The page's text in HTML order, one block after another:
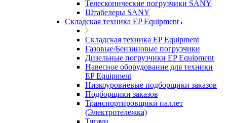
Телескопические погрузчики SANY
Штабелеры SANY
Складская техника EP Equipment
Складская техника EP Equipment
Газовые/Бензиновые погрузчики
Дизельные погрузчики EP Equipment
Навесное оборудование для техники
EP Equipment
Низкоуровневые подборщики заказов
Подборщики заказов
Транспортировщики паллет
(Электротележка)
Тягачи